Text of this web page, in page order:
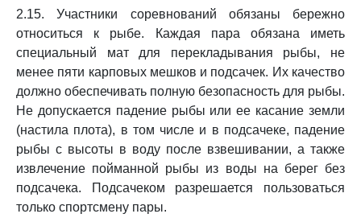
2.15. Участники соревнований обязаны бережно
относиться к рыбе. Каждая пара обязана иметь
специальный мат для перекладывания рыбы, не
менее пяти карповых мешков и подсачек. Их качество
должно обеспечивать полную безопасность для рыбы.
Не допускается падение рыбы или ее касание земли
(настила плота), в том числе и в подсачеке, падение
рыбы с высоты в воду после взвешивании, а также
извлечение пойманной рыбы из воды на берег без
подсачека. Подсачеком разрешается пользоваться
только спортсмену пары.